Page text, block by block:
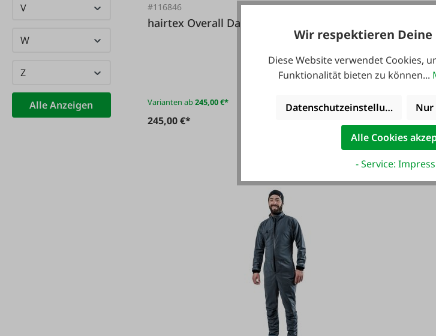
V
W
Z
Alle Anzeigen
#116846
hairtex Overall Damen anthrazit - hairtex®
Varianten ab245,00 €*
245,00 €*
Wir respektieren
Diese Website verwendet Cookies,
Funktionalität bieten zu können...
Datenschutzeinstellungen Nur
Alle Cookies
- Service: